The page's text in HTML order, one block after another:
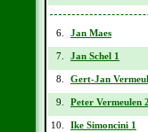
6. Jan Maes
7. Jan Schel 1
8. Gert-Jan
9. Peter Vermeulen 2
10. Ike Simoncini 1